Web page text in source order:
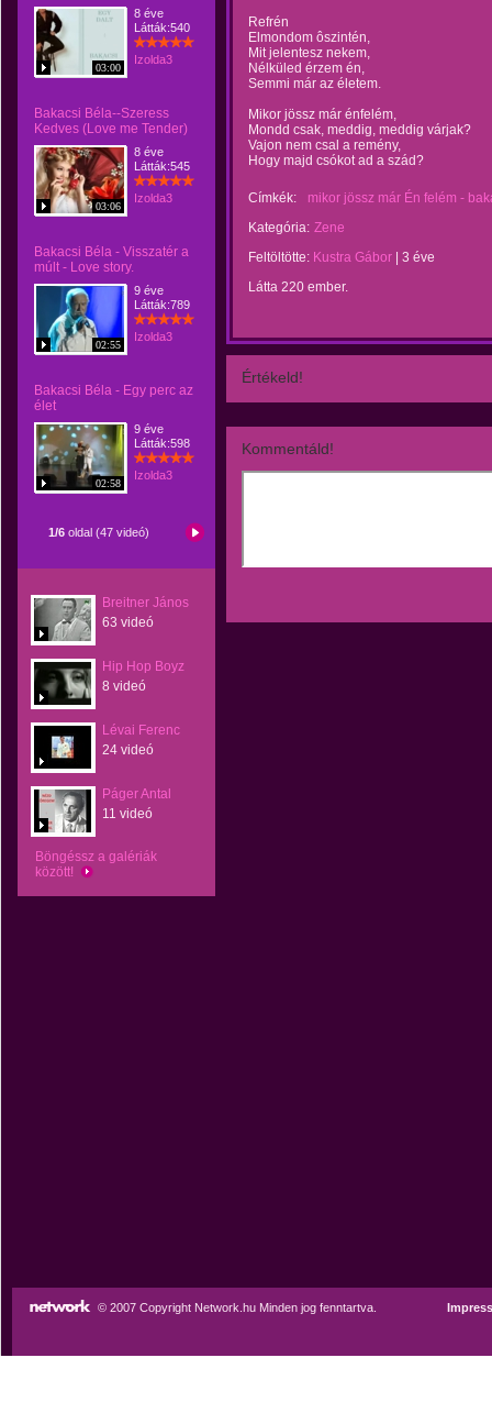
03:00
8 éve
Látták:540
Izolda3
Bakacsi Béla--Szeress
Kedves (Love me Tender)
03:06
8 éve
Látták:545
Izolda3
Bakacsi Béla - Visszatér a
múlt - Love story.
02:55
9 éve
Látták:789
Izolda3
Bakacsi Béla - Egy perc az
élet
02:58
9 éve
Látták:598
Izolda3
1/6 oldal (47 videó)
Breitner János
63 videó
Hip Hop Boyz
8 videó
Lévai Ferenc
24 videó
Páger Antal
11 videó
Böngéssz a galériák
között!
Refrén
Elmondom ôszintén,
Mit jelentesz nekem,
Nélküled érzem én,
Semmi már az életem.
Mikor jössz már énfelém,
Mondd csak, meddig, meddig várjak?
Vajon nem csal a remény,
Hogy majd csókot ad a szád?
Címkék:
mikor jössz már Én felém -
Kategória: Zene
Feltöltötte: Kustra Gábor
3 éve
Látta 220 ember.
Értékeld!
Kommentáld!
© 2007 Copyright Network.hu Minden jog fenntartva.